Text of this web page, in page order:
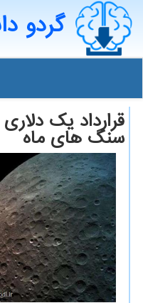
گردو
قرارداد یك
سنگ های ماه